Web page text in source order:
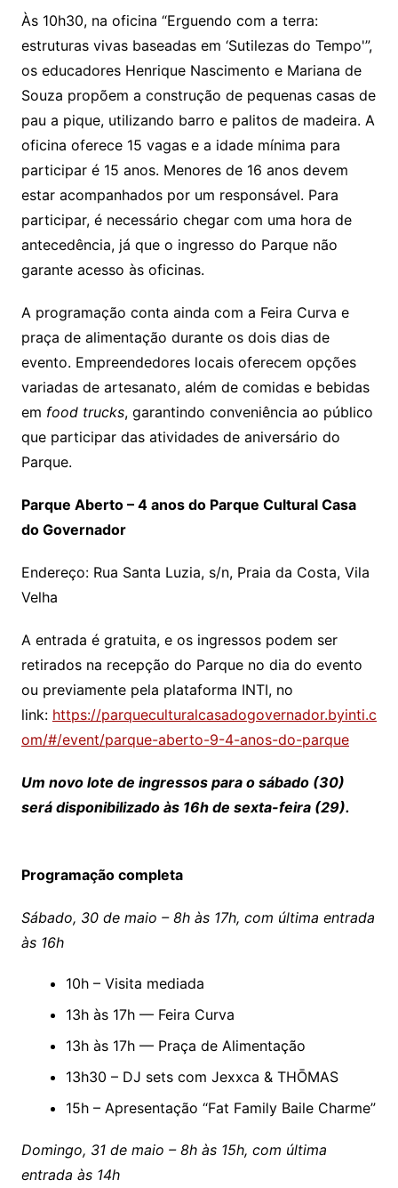
Às 10h30, na oficina “Erguendo com a terra:
estruturas vivas baseadas em ‘Sutilezas do Tempo'”,
os educadores Henrique Nascimento e Mariana de
Souza propõem a construção de pequenas casas de
pau a pique, utilizando barro e palitos de madeira. A
oficina oferece 15 vagas e a idade mínima para
participar é 15 anos. Menores de 16 anos devem
estar acompanhados por um responsável. Para
participar, é necessário chegar com uma hora de
antecedência, já que o ingresso do Parque não
garante acesso às oficinas.
A programação conta ainda com a Feira Curva e
praça de alimentação durante os dois dias de
evento. Empreendedores locais oferecem opções
variadas de artesanato, além de comidas e bebidas
em food trucks, garantindo conveniência ao público
que participar das atividades de aniversário do
Parque.
Parque Aberto – 4 anos do Parque Cultural Casa
do Governador
Endereço: Rua Santa Luzia, s/n, Praia da Costa, Vila
Velha
A entrada é gratuita, e os ingressos podem ser
retirados na recepção do Parque no dia do evento
ou previamente pela plataforma INTI, no
link: https://parqueculturalcasadogovernador.byinti.c
om/#/event/parque-aberto-9-4-anos-do-parque
Um novo lote de ingressos para o sábado (30)
será disponibilizado às 16h de sexta-feira (29).
Programação completa
Sábado, 30 de maio – 8h às 17h, com última entrada
às 16h
10h – Visita mediada
13h às 17h — Feira Curva
13h às 17h — Praça de Alimentação
13h30 – DJ sets com Jexxca & THŌMAS
15h – Apresentação “Fat Family Baile Charme”
Domingo, 31 de maio – 8h às 15h, com última
entrada às 14h